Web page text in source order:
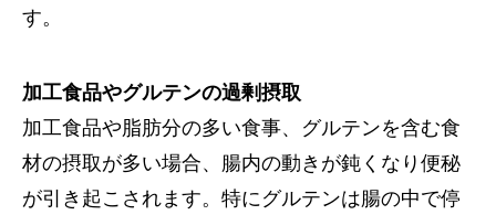
す。
加工食品やグルテンの過剰摂取
加工食品や脂肪分の多い食事、グルテンを含む食
材の摂取が多い場合、腸内の動きが鈍くなり便秘
が引き起こされます。特にグルテンは腸の中で停